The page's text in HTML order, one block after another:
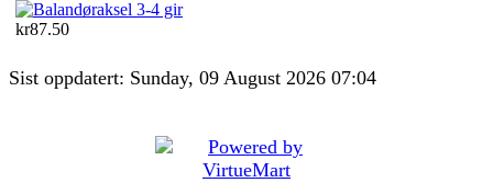
kr87.50
Sist oppdatert: Sunday, 09 August 2026 07:04